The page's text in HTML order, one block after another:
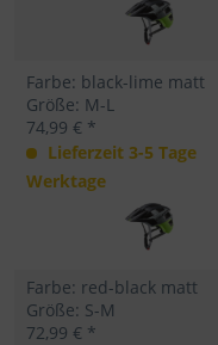
Farbe: black-lime matt
Größe: M-L
74,99 € *
Lieferzeit 3-5 Tage
Werktage
Farbe: red-black matt
Größe: S-M
72,99 € *